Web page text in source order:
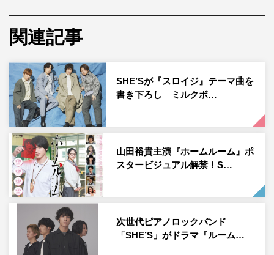
関連記事
SHE’Sが『スロイジ』テーマ曲を
書き下ろし ミルクボ…
山田裕貴主演『ホームルーム』ポ
スタービジュアル解禁！S…
次世代ピアノロックバンド
「SHE’S」がドラマ『ルーム…